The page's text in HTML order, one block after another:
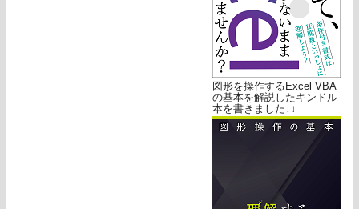
図形を操作するExcel VBA
の基本を解説したキンドル
本を書きました↓↓